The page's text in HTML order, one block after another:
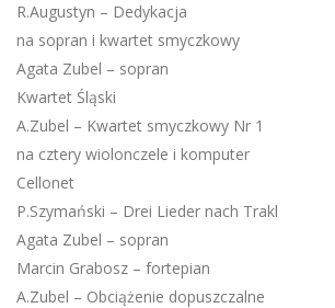
R.Augustyn – Dedykacja
na sopran i kwartet smyczkowy
Agata Zubel – sopran
Kwartet Śląski
A.Zubel – Kwartet smyczkowy Nr 1
na cztery wiolonczele i komputer
Cellonet
P.Szymański – Drei Lieder nach Trakl
Agata Zubel – sopran
Marcin Grabosz – fortepian
A.Zubel – Obciążenie dopuszczalne